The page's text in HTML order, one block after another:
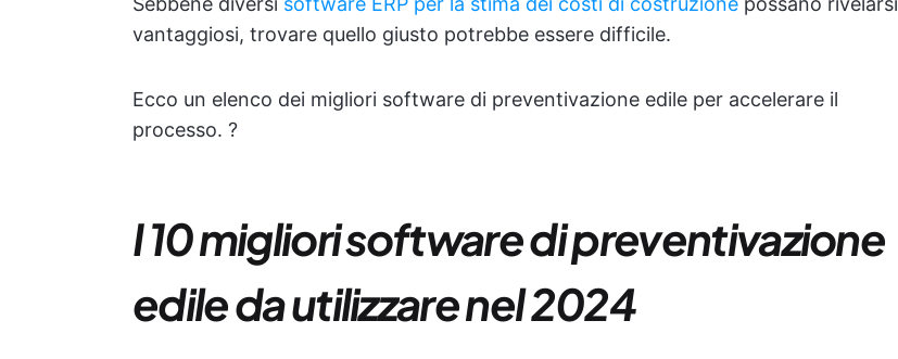
vantaggiosi, trovare quello giusto potrebbe essere difficile.
Ecco un elenco dei migliori software di preventivazione edile per accelerare il
processo. ?
I 10 migliori software di preventivazione
edile da utilizzare nel 2024